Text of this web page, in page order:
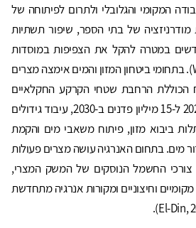
המקומי והגלובלי ולתרום לפיתוחה של
מודרניזציה של בתי הספר, שיפור תשתיות
במטרה להקל את הצפיפות במוסדות
החינוך (Winter, 2023, p.15). בתחומי ביטחון המזון והמים אימצה מצרים
הכוללת הרחבת שטחי הקרקע החקלאיים
ב-2023 ל-15 מיליון פדנים ב-2030, עיבוד גידולים
ביבוא מזון, פיתוח משאבי מים והקמת
מים. בתחום האנרגיה עושה מצרים פעולות
צורכי החשמל הנוסקים של המשק המצרי,
וחיצוניים ומקורות אנרגיה מתחדשת